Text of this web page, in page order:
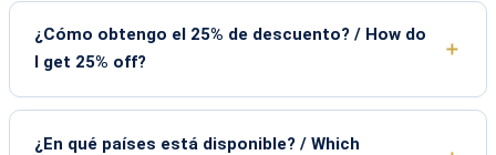
¿Cómo obtengo el 25% de descuento? / How do
I get 25% off?
¿En qué países está disponible? / Which